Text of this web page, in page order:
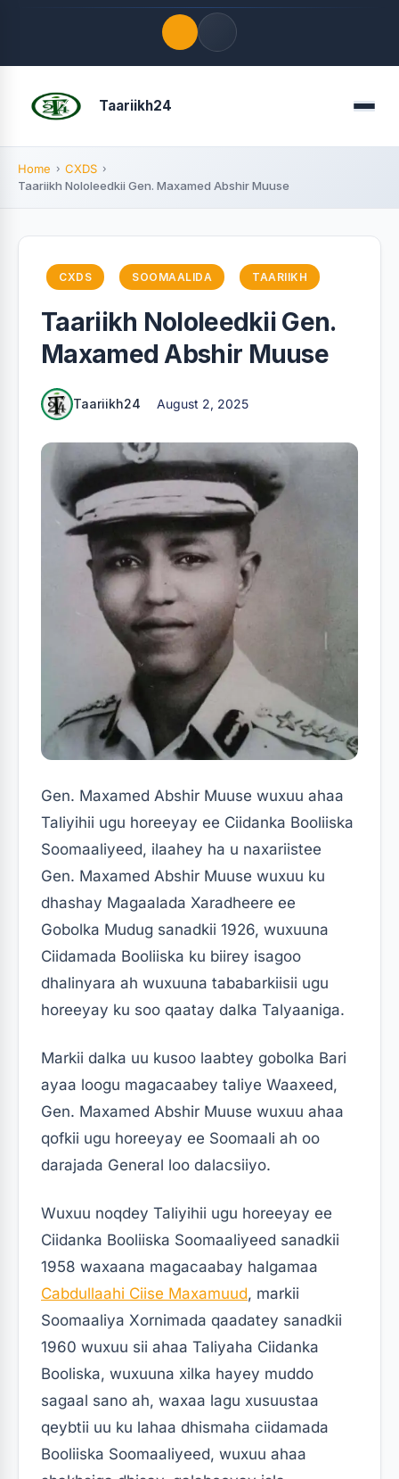
Quick Links
FOLLOW US
Taariikh24 Menu
Home
CXDS
Taariikh Nololeedkii Gen. Maxamed Abshir Muuse
CXDS SOOMAALIDA TAARIIKH
Taariikh Nololeedkii Gen.
Maxamed Abshir Muuse
Taariikh24 August 2, 2025
Gen. Maxamed Abshir Muuse wuxuu ahaa
Taliyihii ugu horeeyay ee Ciidanka Booliiska
Soomaaliyeed, ilaahey ha u naxariistee
Gen. Maxamed Abshir Muuse wuxuu ku
dhashay Magaalada Xaradheere ee
Gobolka Mudug sanadkii 1926, wuxuuna
Ciidamada Booliiska ku biirey isagoo
dhalinyara ah wuxuuna tababarkiisii ugu
horeeyay ku soo qaatay dalka Talyaaniga.
Markii dalka uu kusoo laabtey gobolka Bari
ayaa loogu magacaabey taliye Waaxeed,
Gen. Maxamed Abshir Muuse wuxuu ahaa
qofkii ugu horeeyay ee Soomaali ah oo
darajada General loo dalacsiiyo.
Wuxuu noqdey Taliyihii ugu horeeyay ee
Ciidanka Booliiska Soomaaliyeed sanadkii
1958 waxaana magacaabay halgamaa
Cabdullaahi Ciise Maxamuud, markii
Soomaaliya Xornimada qaadatey sanadkii
1960 wuxuu sii ahaa Taliyaha Ciidanka
Booliska, wuxuuna xilka hayey muddo
sagaal sano ah, waxaa lagu xusuustaa
qeybtii uu ku lahaa dhismaha ciidamada
Booliiska Soomaaliyeed, wuxuu ahaa